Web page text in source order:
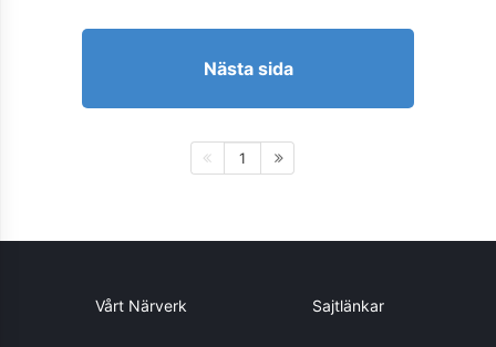
Nästa sida
1
Vårt Närverk Sajtlänkar